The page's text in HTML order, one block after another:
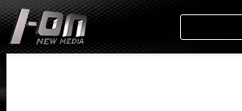
Skip
to
content